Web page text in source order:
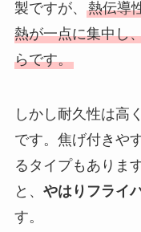
製ですが、 熱伝導
熱が一点に集中し
らです。
しかし耐久性は高
です。焦げ付きや
るタイプもありま
と、 やはりフライ
す。